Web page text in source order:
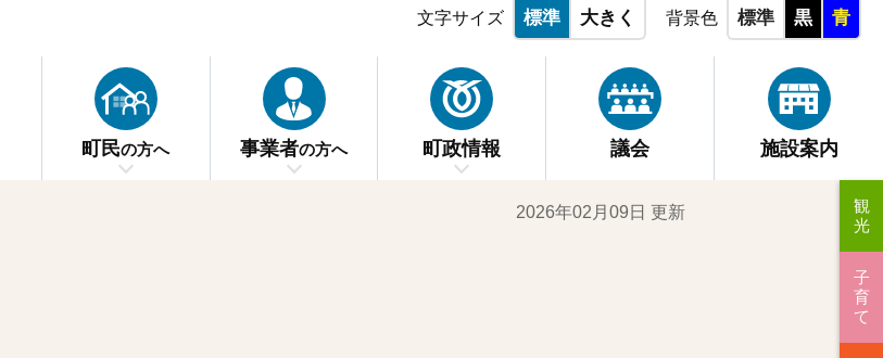
文字サイズ 標準 大きく 背景色 標準 黒 青
町民の方へ 事業者の方へ 町政情報 議会 施設案内
2026年02月09日 更新
観
光
子
育
て